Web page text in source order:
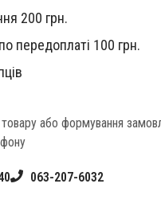
200 грн.
передоплаті 100 грн.
або формування
063-207-6032